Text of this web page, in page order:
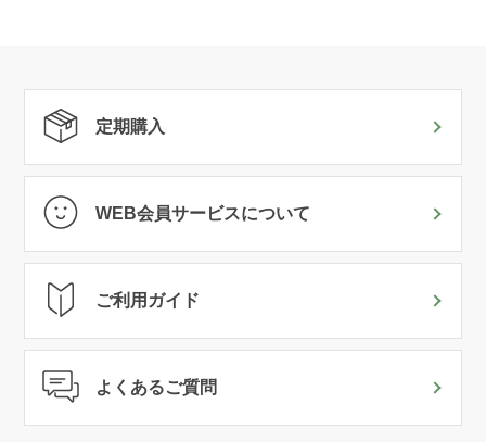
定期購入
WEB会員サービスについて
ご利用ガイド
よくあるご質問